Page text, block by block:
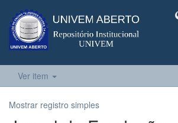
Ver item
Mostrar registro simples